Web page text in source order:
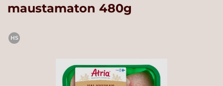
maustamaton 480g
HS